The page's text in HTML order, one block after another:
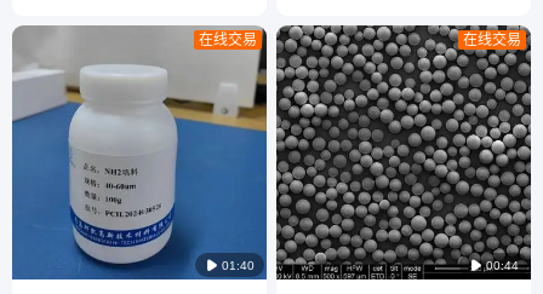
 01:40
在线交易
 00:44
在线交易